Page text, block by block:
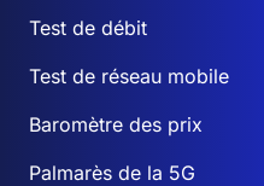
Test de débit
Test de réseau mobile
Baromètre des prix
Palmarès de la 5G